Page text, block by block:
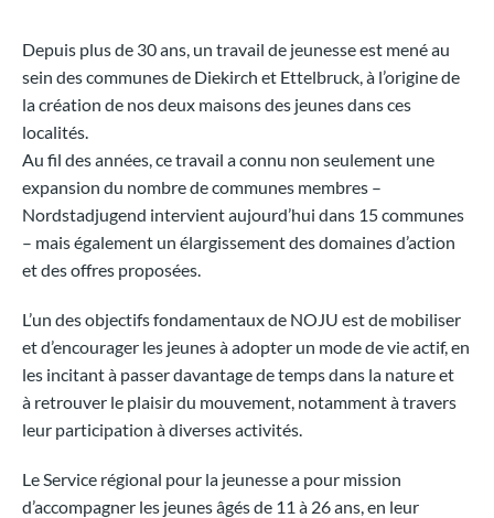
Depuis plus de 30 ans, un travail de jeunesse est mené au
sein des communes de Diekirch et Ettelbruck, à l’origine de
la création de nos deux maisons des jeunes dans ces
localités.
Au fil des années, ce travail a connu non seulement une
expansion du nombre de communes membres –
Nordstadjugend intervient aujourd’hui dans 15 communes
– mais également un élargissement des domaines d’action
et des offres proposées.
L’un des objectifs fondamentaux de NOJU est de mobiliser
et d’encourager les jeunes à adopter un mode de vie actif, en
les incitant à passer davantage de temps dans la nature et
à retrouver le plaisir du mouvement, notamment à travers
leur participation à diverses activités.
Le Service régional pour la jeunesse a pour mission
d’accompagner les jeunes âgés de 11 à 26 ans, en leur